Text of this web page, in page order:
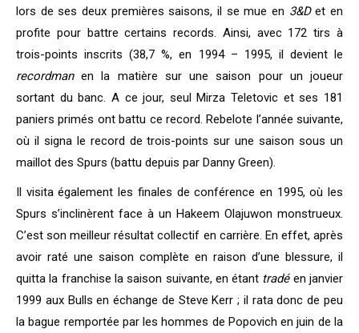
lors de ses deux premières saisons, il se mue en 3&Det en
profite pour battre certains records. Ainsi, avec 172 tirs à
trois-points inscrits (38,7 %, en 1994 – 1995, il devient le
recordmanen la matière sur une saison pour un joueur
sortant du banc. A ce jour, seul Mirza Teletovic et ses 181
paniers primés ont battu ce record. Rebelote l’année suivante,
où il signa le record de trois-points sur une saison sous un
maillot des Spurs (battu depuis par Danny Green).
Il visita également les finales de conférence en 1995, où les
Spurs s’inclinèrent face à un Hakeem Olajuwon monstrueux.
C’est son meilleur résultat collectif en carrière. En effet, après
avoir raté une saison complète en raison d’une blessure, il
quitta la franchise la saison suivante, en étant tradéen janvier
1999 aux Bulls en échange de Steve Kerr ; il rata donc de peu
la bague remportée par les hommes de Popovich en juin de la